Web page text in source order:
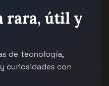
rara, útil y
de tecnología,
curiosidades con